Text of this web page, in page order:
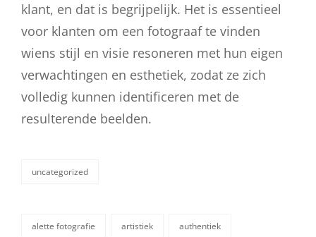
klant, en dat is begrijpelijk. Het is essentieel
voor klanten om een fotograaf te vinden
wiens stijl en visie resoneren met hun eigen
verwachtingen en esthetiek, zodat ze zich
volledig kunnen identificeren met de
resulterende beelden.
categorieën
uncategorized
alette fotografie artistiek authentiek